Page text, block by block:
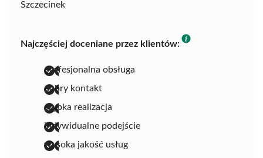
Szczecinek
Najczęściej doceniane przez klientów:
profesjonalna obsługa
dobry kontakt
szybka realizacja
indywidualne podejście
wysoka jakość usług